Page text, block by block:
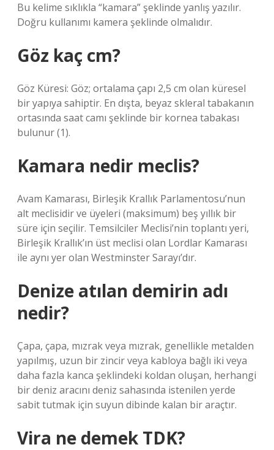
Bu kelime sıklıkla “kamara” şeklinde yanlış yazılır.
Doğru kullanımı kamera şeklinde olmalıdır.
Göz kaç cm?
Göz Küresi: Göz; ortalama çapı 2,5 cm olan küresel
bir yapıya sahiptir. En dışta, beyaz skleral tabakanın
ortasında saat camı şeklinde bir kornea tabakası
bulunur (1).
Kamara nedir meclis?
Avam Kamarası, Birleşik Krallık Parlamentosu’nun
alt meclisidir ve üyeleri (maksimum) beş yıllık bir
süre için seçilir. Temsilciler Meclisi’nin toplantı yeri,
Birleşik Krallık’ın üst meclisi olan Lordlar Kamarası
ile aynı yer olan Westminster Sarayı’dır.
Denize atılan demirin adı
nedir?
Çapa, çapa, mızrak veya mızrak, genellikle metalden
yapılmış, uzun bir zincir veya kabloya bağlı iki veya
daha fazla kanca şeklindeki koldan oluşan, herhangi
bir deniz aracını deniz sahasında istenilen yerde
sabit tutmak için suyun dibinde kalan bir araçtır.
Vira ne demek TDK?